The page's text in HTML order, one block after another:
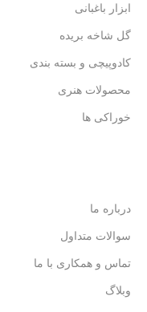
ابزار باغبانی
گل شاخه بریده
کادوپیچی و بسته بندی
محصولات هنری
خوراکی ها
درباره ما
سوالات متداول
تماس و همکاری با ما
وبلاگ